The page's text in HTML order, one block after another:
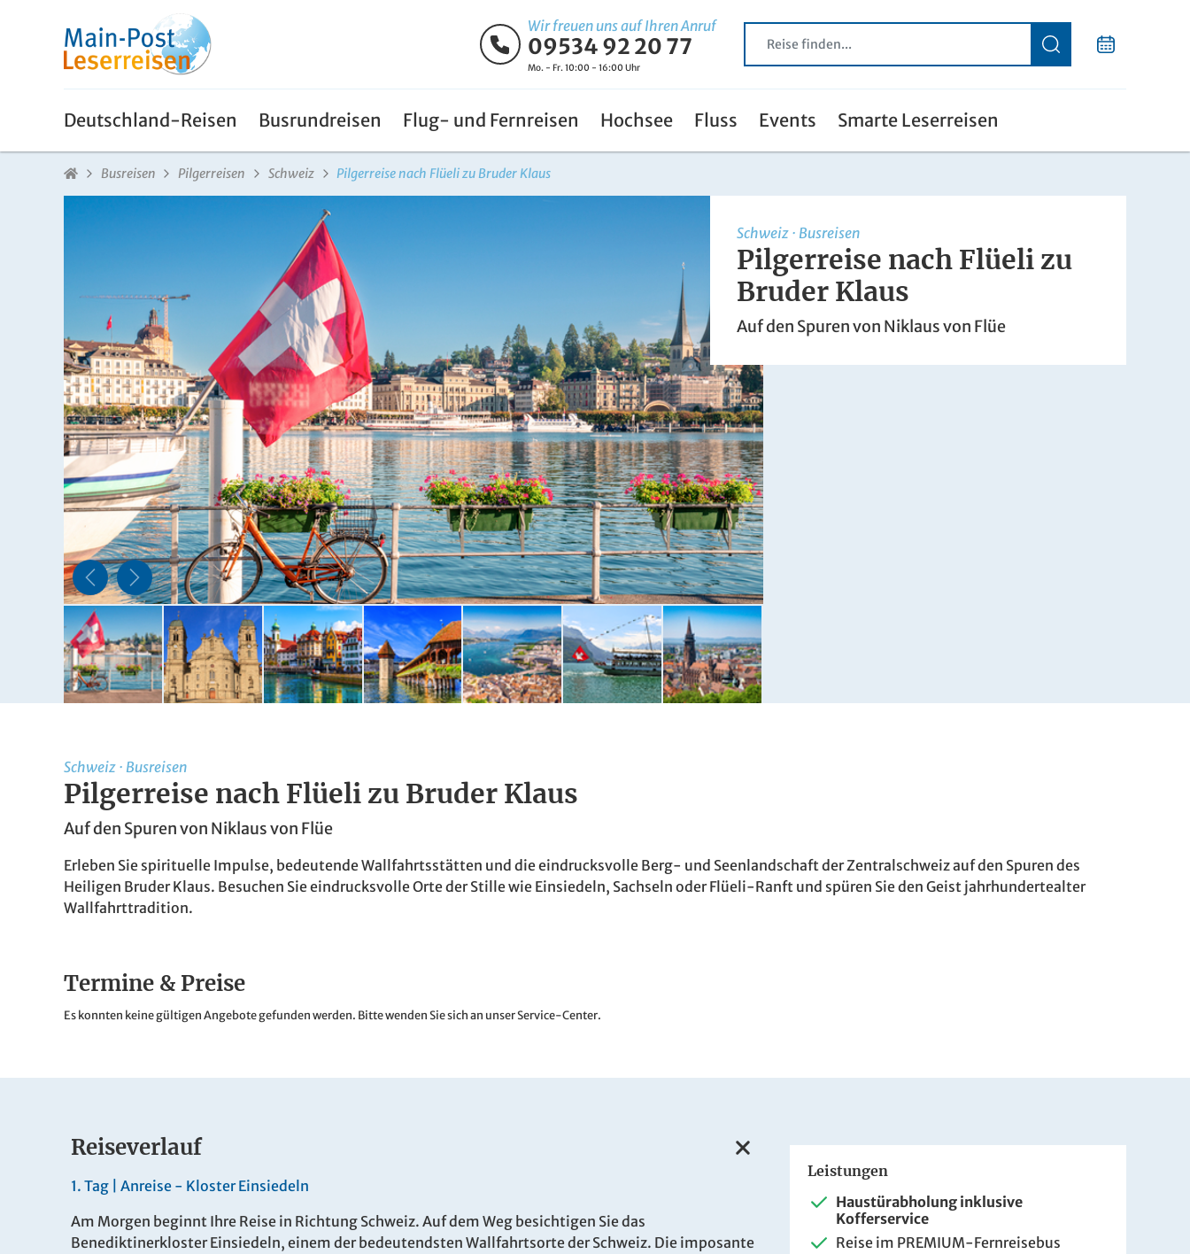
Wir freuen uns auf Ihren Anruf
09534 92 20 77
Mo. - Fr. 10:00 - 16:00 Uhr
Deutschland-Reisen Busrundreisen Flug- und Fernreisen Hochsee Fluss Events Smarte Leserreisen
Busreisen Pilgerreisen Schweiz Pilgerreise nach Flüeli zu Bruder Klaus
Schweiz · Busreisen
Pilgerreise nach Flüeli zu
Bruder Klaus
Auf den Spuren von Niklaus von Flüe
Schweiz · Busreisen
Pilgerreise nach Flüeli zu Bruder Klaus
Auf den Spuren von Niklaus von Flüe
Erleben Sie spirituelle Impulse, bedeutende Wallfahrtsstätten und die eindrucksvolle Berg- und Seenlandschaft der Zentralschweiz auf den Spuren des
Heiligen Bruder Klaus. Besuchen Sie eindrucksvolle Orte der Stille wie Einsiedeln, Sachseln oder Flüeli-Ranft und spüren Sie den Geist jahrhundertealter
Wallfahrttradition.
Termine & Preise
Es konnten keine gültigen Angebote gefunden werden. Bitte wenden Sie sich an unser Service-Center.
Reiseverlauf
1. Tag | Anreise - Kloster Einsiedeln
Am Morgen beginnt Ihre Reise in Richtung Schweiz. Auf dem Weg besichtigen Sie das
Benediktinerkloster Einsie­deln, einem der bedeutendsten Wallfahrtsorte der Schweiz. Die imposante
Leistungen
Haustürabholung inklusive
Kofferservice
Reise im PREMIUM-Fernreisebus